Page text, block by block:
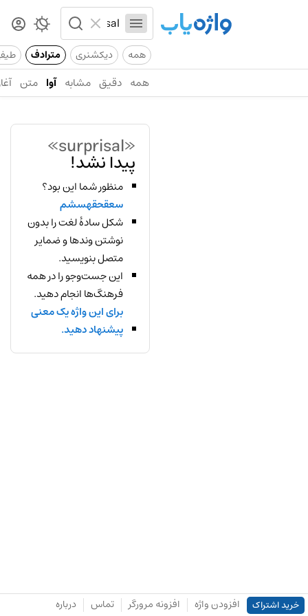
همه دیکشنری مترادف
همه دقیق مشابه آوا متن
«surprisal»
پیدا نشد!
منظور شما این بود؟
سعقحقهسشم
شکل سادهٔ لغت را بدون
نوشتن وندها و ضمایر
متصل بنویسید.
این جست‌وجو را در همه
فرهنگ‌ها انجام دهید.
برای این واژه یک معنی
پیشنهاد دهید.
خرید اشتراک افزودن واژه افزونه مرورگر تماس درباره